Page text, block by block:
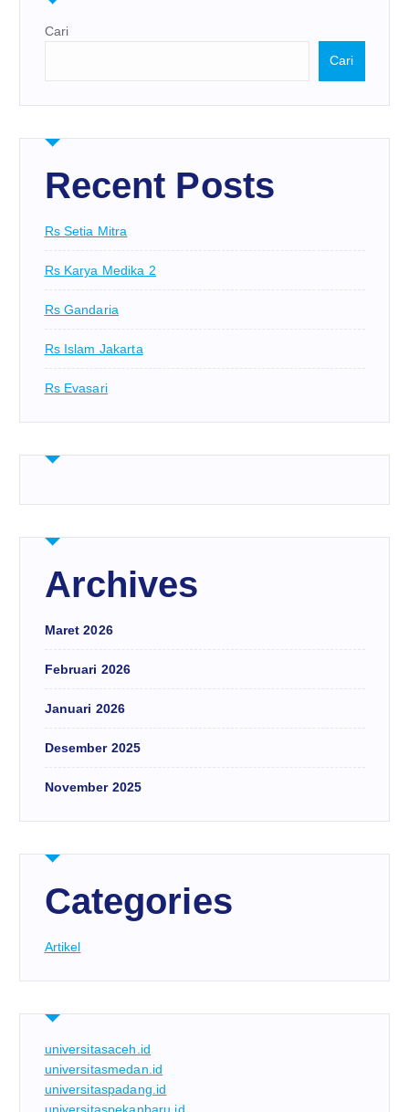
Cari
Cari
Recent Posts
Rs Setia Mitra
Rs Karya Medika 2
Rs Gandaria
Rs Islam Jakarta
Rs Evasari
Archives
Maret 2026
Februari 2026
Januari 2026
Desember 2025
November 2025
Categories
Artikel
universitasaceh.id
universitasmedan.id
universitaspadang.id